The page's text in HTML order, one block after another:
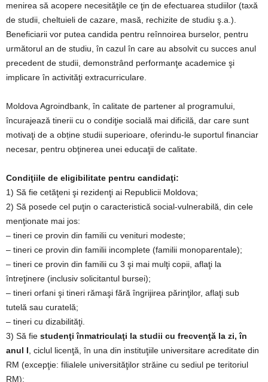
menirea să acopere necesităţile ce ţin de efectuarea studiilor (taxă
de studii, cheltuieli de cazare, masă, rechizite de studiu ş.a.).
Beneficiarii vor putea candida pentru reînnoirea burselor, pentru
următorul an de studiu, în cazul în care au absolvit cu succes anul
precedent de studii, demonstrând performanţe academice şi
implicare în activităţi extracurriculare.
Moldova Agroindbank, în calitate de partener al programului,
încurajează tinerii cu o condiţie socială mai dificilă, dar care sunt
motivaţi de a obține studii superioare, oferindu-le suportul financiar
necesar, pentru obţinerea unei educaţii de calitate.
Condiţiile de eligibilitate pentru candidaţi:
1) Să fie cetăţeni şi rezidenţi ai Republicii Moldova;
2) Să posede cel puţin o caracteristică social-vulnerabilă, din cele
menţionate mai jos:
– tineri ce provin din familii cu venituri modeste;
– tineri ce provin din familii incomplete (familii monoparentale);
– tineri ce provin din familii cu 3 şi mai mulţi copii, aflaţi la
întreţinere (inclusiv solicitantul bursei);
– tineri orfani şi tineri rămaşi fără îngrijirea părinţilor, aflaţi sub
tutelă sau curatelă;
– tineri cu dizabilităţi.
3) Să fie studenţi înmatriculaţi la studii cu frecvenţă la zi, în
anul I , ciclul licenţă, în una din instituţiile universitare acreditate din
RM (excepţie: filialele universităţilor străine cu sediul pe teritoriul
RM);